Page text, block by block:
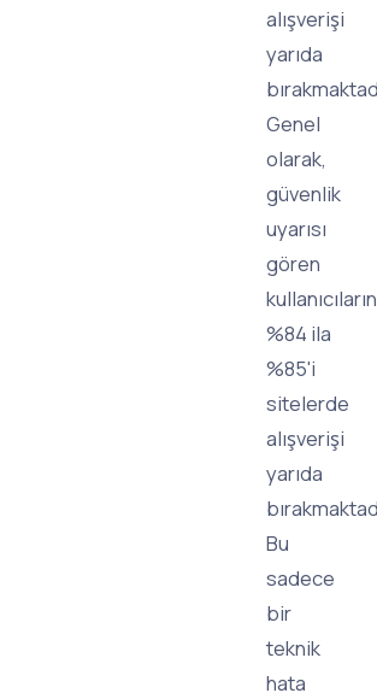
alışverişi
yarıda
Genel
olarak,
güvenlik
uyarısı
gören
kullanıcıların
%84 ila
%85'i
sitelerde
alışverişi
yarıda
Bu
sadece
bir
teknik
hata